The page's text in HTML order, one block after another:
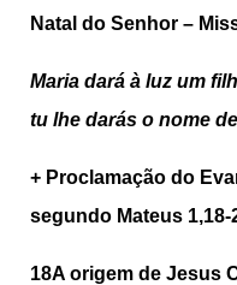
Natal do Senhor –
Maria dará à luz um
tu lhe darás o nome
+ Proclamação do
segundo Mateus 1,18-
18A origem de Jesus